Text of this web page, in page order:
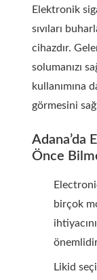
Elektronik
sıvıları
cihazdır.
solumanızı
kullanımına
görmesini
Adana’da
Önce
birçok
Likid